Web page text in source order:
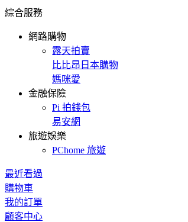
綜合服務
網路購物
露天拍賣
比比昂日本購物
媽咪愛
金融保險
Pi 拍錢包
易安網
旅遊娛樂
PChome 旅遊
最近看過
購物車
我的訂單
顧客中心